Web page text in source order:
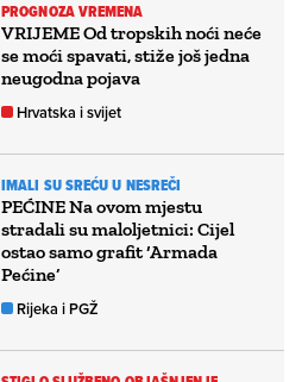
PROGNOZA VREMENA
VRIJEME Od tropskih noći neće
se moći spavati, stiže još jedna
neugodna pojava
Hrvatska i svijet
IMALI SU SREĆU U NESREČI
PEĆINE Na ovom mjestu
stradali su maloljetnici: Cijel
ostao samo grafit ‘Armada
Pećine’
Rijeka i PGŽ